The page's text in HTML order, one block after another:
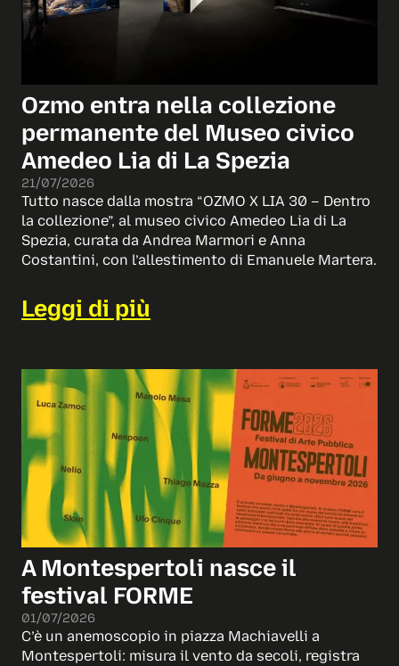
Ozmo entra nella collezione
permanente del Museo civico
Amedeo Lia di La Spezia
21/07/2026
Tutto nasce dalla mostra “OZMO X LIA 30 – Dentro
la collezione”, al museo civico Amedeo Lia di La
Spezia, curata da Andrea Marmori e Anna
Costantini, con l’allestimento di Emanuele Martera.
Leggi di più
A Montespertoli nasce il
festival FORME
01/07/2026
C’è un anemoscopio in piazza Machiavelli a
Montespertoli: misura il vento da secoli, registra